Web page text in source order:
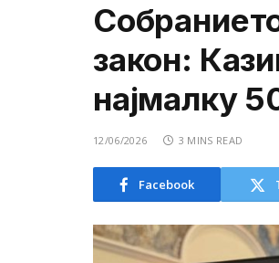
закон:
најмалку
12/06/2026 3 MINS READ
Facebook